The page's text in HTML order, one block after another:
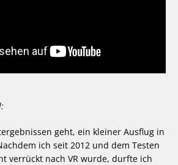
geht, ein kleiner Ausflug in
ich seit 2012 und dem Testen
verrückt nach VR wurde, durfte ich